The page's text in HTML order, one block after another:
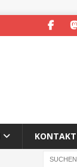
KONTAKT